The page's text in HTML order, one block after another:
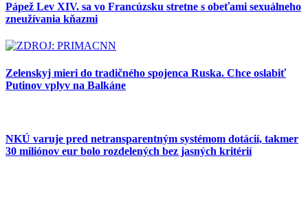
Pápež Lev XIV. sa vo Francúzsku stretne s obeťami sexuálneho
zneužívania kňazmi
Zelenskyj mieri do tradičného spojenca Ruska. Chce oslabiť
Putinov vplyv na Balkáne
NKÚ varuje pred netransparentným systémom dotácií, takmer
30 miliónov eur bolo rozdelených bez jasných kritérií